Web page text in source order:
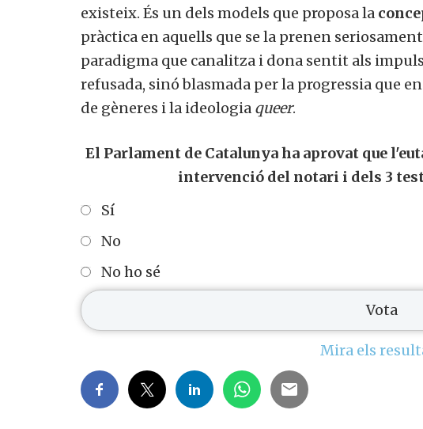
existeix. És un dels models que proposa la
pràctica en aquells que se la prenen
paradigma que canalitza i dona sentit als
refusada, sinó blasmada per la progressia que
de gèneres i la ideologiaqueer.
El Parlament de Catalunya ha aprovat que
intervenció del notari i dels 3
Sí
No
No ho sé
Mira els